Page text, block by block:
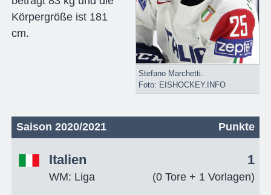
Stefano Marchetti.
Foto: EISHOCKEY.INFO
Körpergröße ist 181
cm.
Saison 2020/2021 Punkte
Italien
WM: Liga
1
(0 Tore + 1 Vorlagen)